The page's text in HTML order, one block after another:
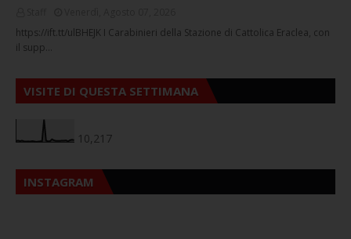
https://ift.tt/ulBHEJK I Carabinieri della Stazione di Cattolica Eraclea, con
il supp…
VISITE DI QUESTA SETTIMANA
10,217
INSTAGRAM